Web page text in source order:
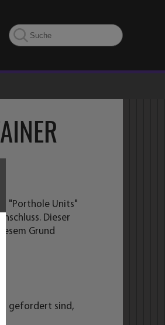
"Porthole Units"
Dieser
Grund
gefordert sind,